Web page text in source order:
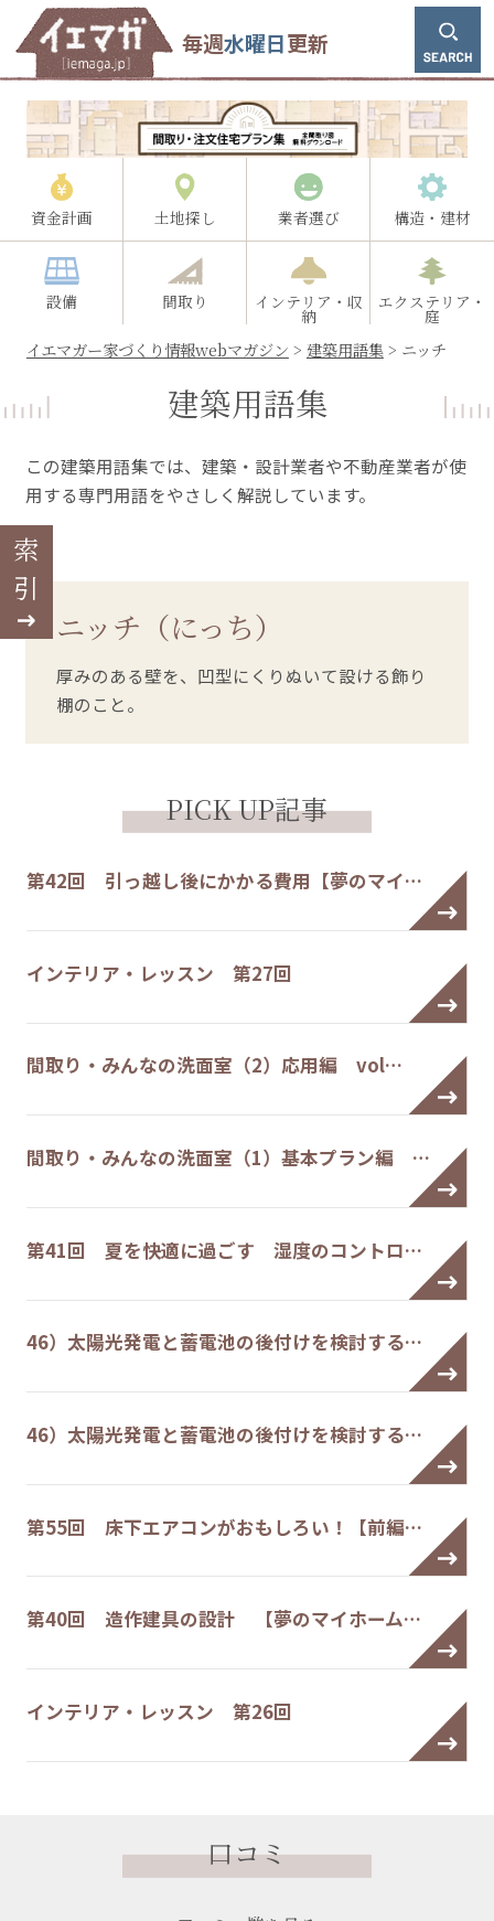
毎週水曜日更新
資金計画 土地探し 業者選び 構造・建材
設備 間取り インテリア・収
納
エクステリア・
庭
イエマガー家づくり情報webマガジン > 建築用語集> ニッチ
索引
建築用語集
この建築用語集では、建築・設計業者や不動産業者が使
用する専門用語をやさしく解説しています。
ニッチ（にっち）
厚みのある壁を、凹型にくりぬいて設ける飾り
棚のこと。
PICK UP記事
第42回 引っ越し後にかかる費用【夢のマイ…
インテリア・レッスン 第27回
間取り・みんなの洗面室（2）応用編 vol…
間取り・みんなの洗面室（1）基本プラン編 …
第41回 夏を快適に過ごす 湿度のコントロ…
46）太陽光発電と蓄電池の後付けを検討する…
46）太陽光発電と蓄電池の後付けを検討する…
第55回 床下エアコンがおもしろい！【前編…
第40回 造作建具の設計 【夢のマイホーム…
インテリア・レッスン 第26回
口コミ